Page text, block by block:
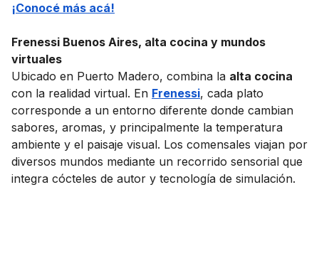
¡Conocé más acá!
Frenessi Buenos Aires, alta cocina y mundos
virtuales
Ubicado en Puerto Madero, combina la alta cocina
con la realidad virtual. En Frenessi, cada plato
corresponde a un entorno diferente donde cambian
sabores, aromas, y principalmente la temperatura
ambiente y el paisaje visual. Los comensales viajan por
diversos mundos mediante un recorrido sensorial que
integra cócteles de autor y tecnología de simulación.